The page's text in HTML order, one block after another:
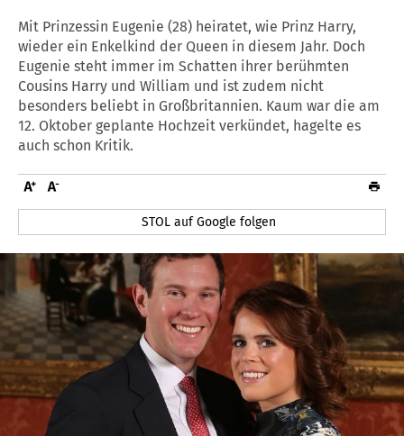
Mit Prinzessin Eugenie (28) heiratet, wie Prinz Harry,
wieder ein Enkelkind der Queen in diesem Jahr. Doch
Eugenie steht immer im Schatten ihrer berühmten
Cousins Harry und William und ist zudem nicht
besonders beliebt in Großbritannien. Kaum war die am
12. Oktober geplante Hochzeit verkündet, hagelte es
auch schon Kritik.
STOL auf Google folgen